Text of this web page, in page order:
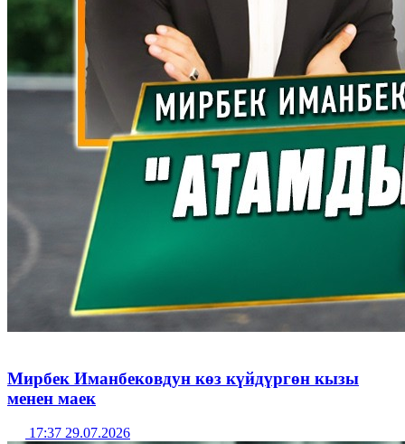
Мирбек Иманбековдун көз күйдүргөн кызы
менен маек
17:37 29.07.2026